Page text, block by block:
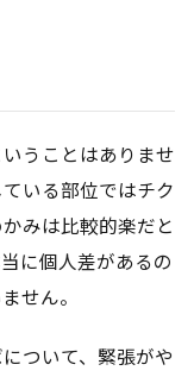
うことはありませ
いる部位ではチク
みは比較的楽だと
に個人差があるの
せん。
ついて、緊張がや